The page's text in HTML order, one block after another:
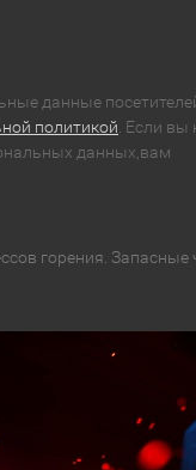
данные
политикой . Если вы
данных,вам
горения. Запасные